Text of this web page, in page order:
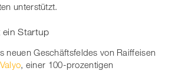
unterstützt.
ein Startup
neuen Geschäftsfeldes von Raiffeisen
Valyo, einer 100-prozentigen